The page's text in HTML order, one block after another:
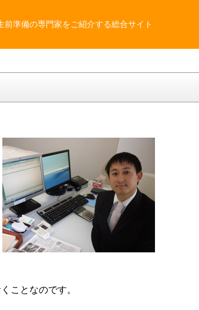
前準備の専門家をご紹介する総合サイト
ことなのです。